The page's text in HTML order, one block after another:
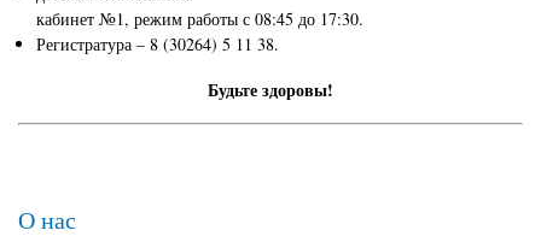
кабинет №1, режим работы с 08:45 до 17:30.
Регистратура – 8 (30264) 5 11 38.
Будьте здоровы!
О нас